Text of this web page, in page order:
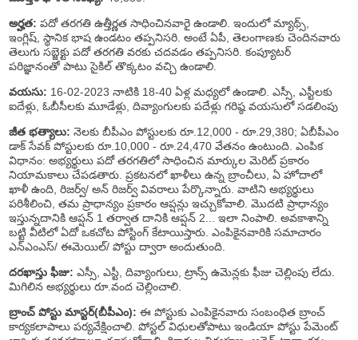
అర్హత: పదో తరగతి ఉత్తీర్ణత సాధించినవారై ఉండాలి. ఇందులో మ్యాథ్స్,
ఇంగ్లిష్, స్థానిక భాష ఉండటం తప్పనిసరి. అంటే ఏపీ, తెలంగాణకు చెందినవారు
తెలుగు సబ్జెక్టు పదో తరగతి వరకు చదవడం తప్పనిసరి. కంప్యూటర్
పరిజ్ఞానంతో పాటు సైకిల్ తొక్కటం వచ్చి ఉండాలి.
వయసు: 16-02-2023 నాటికి 18-40 ఏళ్ల మధ్యలో ఉండాలి. ఎస్సీ, ఎస్టీలకు
ఐదేళ్లు, ఓబీసీలకు మూడేళ్లు, దివ్యాంగులకు పదేళ్లు గరిష్ఠ వయసులో సడలింపు
జీత భత్యాలు: నెలకు బీపీఎం పోస్టులకు రూ.12,000 - రూ.29,380; ఏబీపీఎం
డాక్ సేవక్ పోస్టులకు రూ.10,000 - రూ.24,470 వేతనం ఉంటుంది. ఎంపిక
విధానం: అభ్యర్థులు పదో తరగతిలో సాధించిన మార్కుల మెరిట్ ప్రకారం
నియామకాలు చేపడతారు. ప్రకటనలో ఖాళీలు ఉన్న బ్రాంచీలు, ఏ హోదాలో
ఖాళీ ఉంది, రిజర్వ్/ అన్ రిజర్వ్ వివరాలు పేర్కొన్నారు. వాటిని అభ్యర్థులు
పరిశీలించి, తమ ప్రాధాన్యం ప్రకారం ఆప్షన్లు ఇచ్చుకోవాలి. మొదటి ప్రాధాన్యం
ఇస్తున్నదానికి ఆప్షన్ 1 తర్వాత దానికి ఆప్షన్ 2... ఇలా నింపాలి. అవకాశాన్ని
బట్టి వీటిలో ఏదో ఒకచోట పోస్టింగ్ కేటాయిస్తారు. ఎంపికైనవారికి సమాచారం
ఎన్ఎంఎస్/ ఈమెయిల్/ పోస్టు ద్వారా అందుతుంది.
దరఖాస్తు ఫీజు: ఎస్సీ, ఎస్టీ, దివ్యాంగులు, ట్రాన్స్ ఉమెన్లకు ఫీజు చెల్లింపు లేదు.
మిగిలిన అభ్యర్థులు రూ.వంద చెల్లించాలి.
బ్రాంచ్ పోస్టు మాస్టర్(బీపీఎం): ఈ పోస్టుకు ఎంపికైనవారు సంబంధిత బ్రాంచ్
కార్యకలాపాలు పర్యవేక్షించాలి. పోస్టల్ విధులతోపాటు ఇండియా పోస్టు పేమెంట్